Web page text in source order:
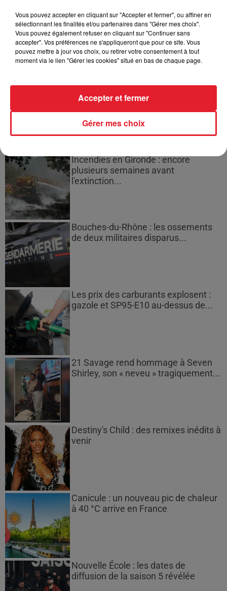
Cassie met fin à une ex-escorte
masculine dans sa bataille...
Montparnasse : des désaccords
entre...
Incendies en Gironde : encore
plusieurs semaines avant
l'extinction...
Bouches-du-Rhône : les ossements
de deux militaires disparus...
Les prix des carburants explosent :
gazole et SP95-E10 au-dessus de...
21 Savage rend hommage à Seven
Shirley, son « neveu » tragiquement...
Destiny's Child : des remixes inédits à
venir
Canicule : un nouveau pic de chaleur
à 40 °C arrive en France
Nouvelle École : les dates de
diffusion de la saison 5 révélée
Vous pouvez accepter en cliquant sur "Accepter et fermer", ou affiner en
sélectionnant les finalités et/ou partenaires dans "Gérer mes choix".
Vous pouvez également refuser en cliquant sur "Continuer sans
accepter". Vos préférences ne s'appliqueront que pour ce site. Vous
pouvez mettre à jour vos choix, ou retirer votre consentement à tout
moment via le lien "Gérer les cookies" situé en bas de chaque page.
Gérer mes choix
Accepter et fermer